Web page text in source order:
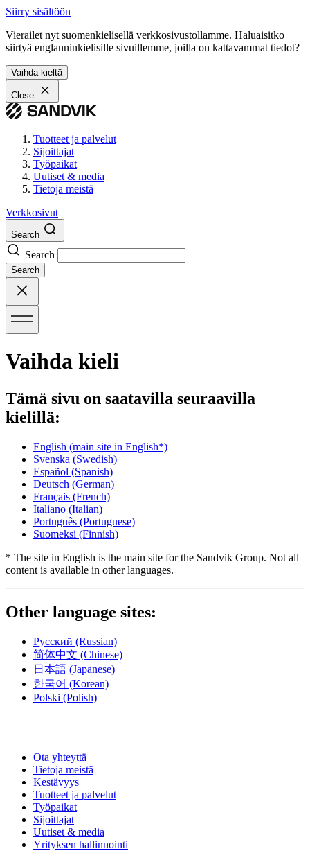
Siirry sisältöön
Vierailet nyt suomenkielisellä verkkosivustollamme. Haluaisitko
siirtyä englanninkielisille sivuillemme, joilla on kattavammat tiedot?
Vaihda kieltä
Close
Tuotteet ja palvelut
Sijoittajat
Työpaikat
Uutiset & media
Tietoja meistä
Verkkosivut
Search
Search
Search
Vaihda kieli
Tämä sivu on saatavilla seuraavilla
kielillä:
English (main site in English*)
Svenska (Swedish)
Español (Spanish)
Deutsch (German)
Français (French)
Italiano (Italian)
Português (Portuguese)
Suomeksi (Finnish)
* The site in English is the main site for the Sandvik Group. Not all
content is available in other languages.
Other language sites:
Русский (Russian)
简体中文 (Chinese)
日本語 (Japanese)
한국어 (Korean)
Polski (Polish)
Ota yhteyttä
Tietoja meistä
Kestävyys
Tuotteet ja palvelut
Työpaikat
Sijoittajat
Uutiset & media
Yrityksen hallinnointi